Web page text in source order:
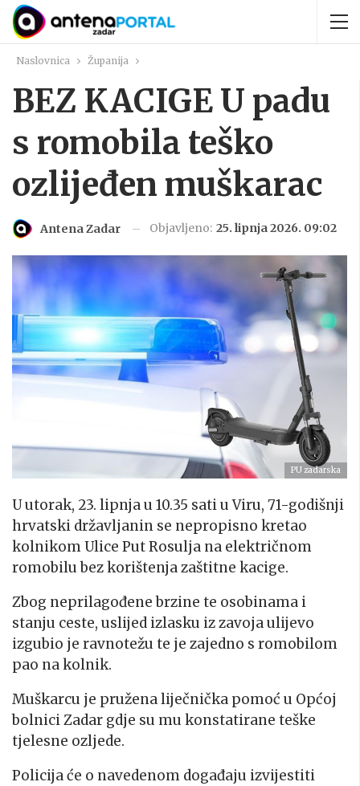
Naslovnica Županija
BEZ KACIGE U padu
s romobila teško
ozlijeđen muškarac
Antena Zadar Objavljeno: 25. lipnja 2026. 09:02
PU zadarska
U utorak, 23. lipnja u 10.35 sati u Viru, 71-godišnji
hrvatski državljanin se nepropisno kretao
kolnikom Ulice Put Rosulja na električnom
romobilu bez korištenja zaštitne kacige.
Zbog neprilagođene brzine te osobinama i
stanju ceste, uslijed izlasku iz zavoja ulijevo
izgubio je ravnotežu te je zajedno s romobilom
pao na kolnik.
Muškarcu je pružena liječnička pomoć u Općoj
bolnici Zadar gdje su mu konstatirane teške
tjelesne ozljede.
Policija će o navedenom događaju izvijestiti